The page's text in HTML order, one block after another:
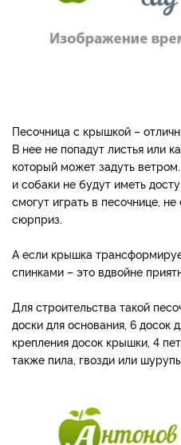
Песочница с крышкой –
В нее не попадут листья или
который может задуть
и собаки не будут иметь
смогут играть в песочнице,
сюрприз.
А если крышка
спинками – это вдвойне
Для строительства такой
доски для основания, 6 досок
крепления досок крышки, 4
также пила, гвозди или